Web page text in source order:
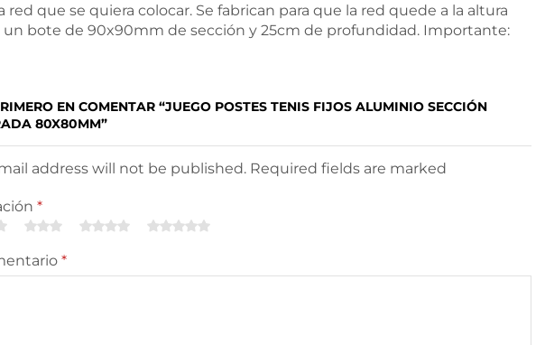
que se quiera colocar. Se fabrican para que la red quede a la altura
bote de 90x90mm de sección y 25cm de profundidad. Importante:
EN COMENTAR “JUEGO POSTES TENIS FIJOS ALUMINIO SECCIÓN
80X80MM”
address will not be published. Required fields are marked
*
*